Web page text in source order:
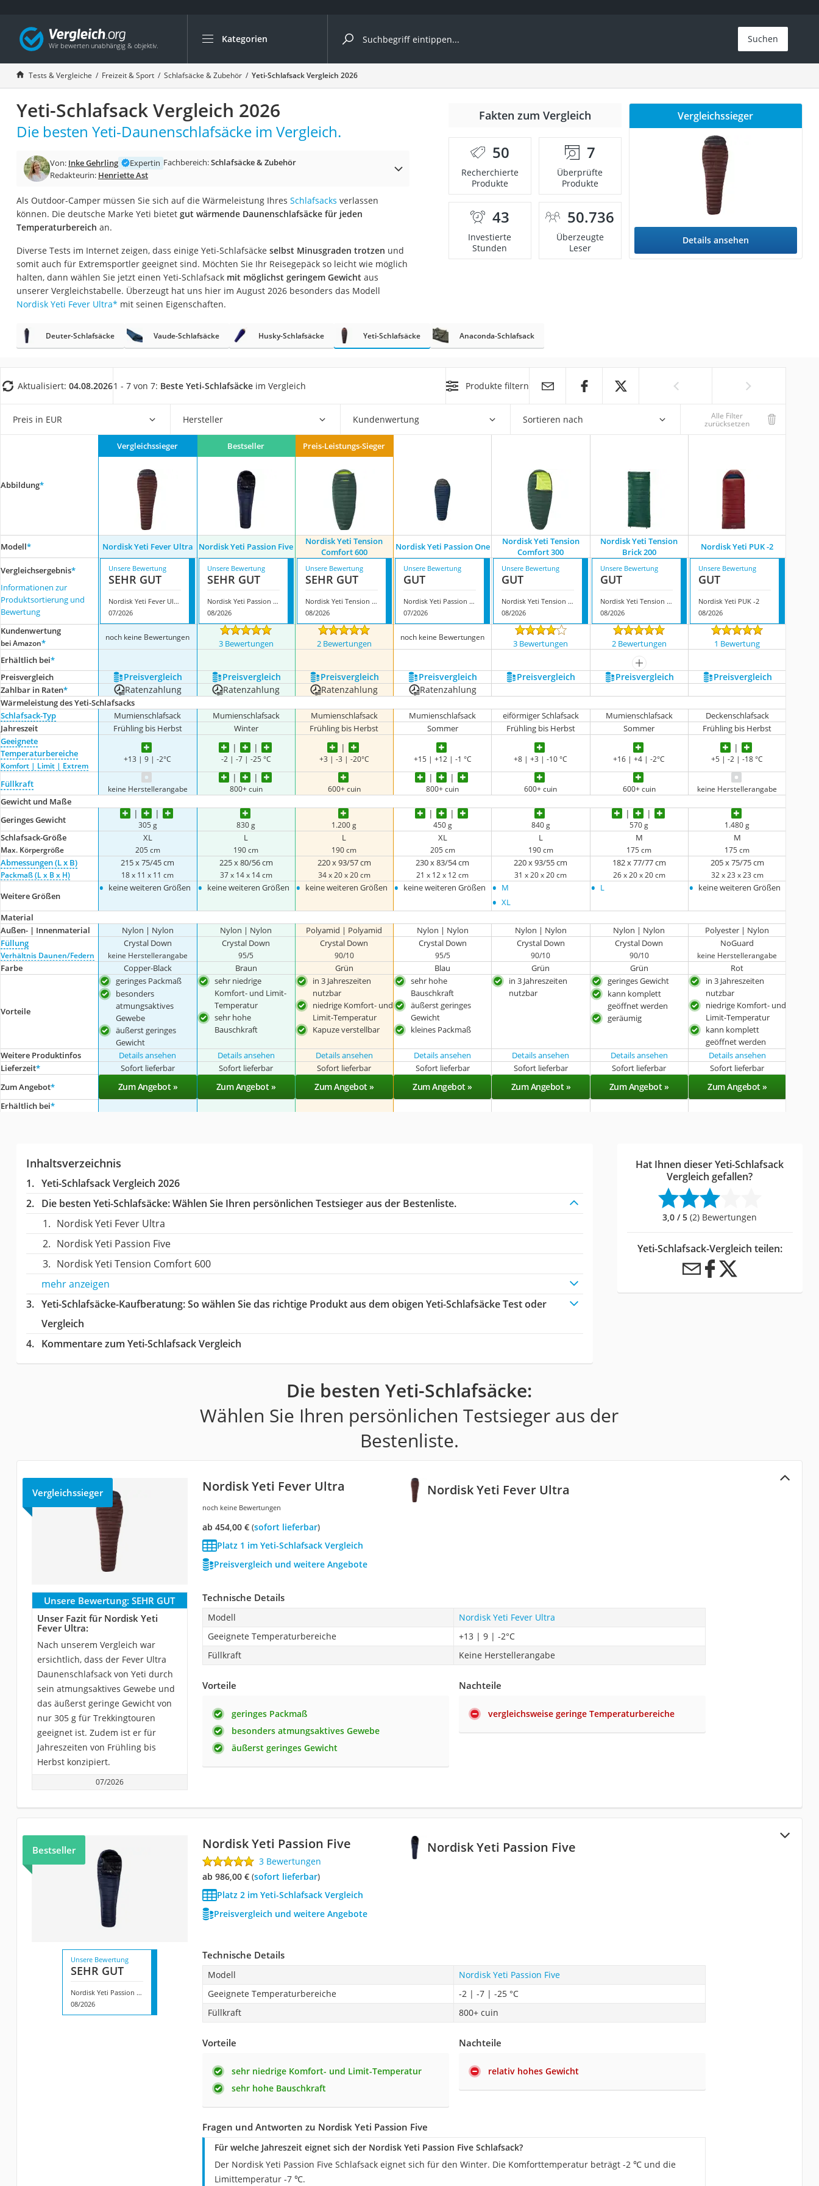
Kategorien
Die beliebtesten Vergleiche nach Kategorie
Freizeit & Sport
Gartentrampolin
Trampolin
Metalldetektor
Trampolin 366 cm
Aluminium-Koffer
E-Bike-Dreirad
Trekkingschuhe Herren
Reisetasche mit Rollen
Koffer
Faltschloss
Vibrationsplatte
Wanderschuhe Herren
Sicherheitsweste Reiten
Suchen
Tests & Vergleiche Freizeit & Sport Schlafsäcke & Zubehör Yeti-Schlafsack Vergleich 2026
Yeti-Schlafsack Vergleich 2026
Die besten Yeti-Daunenschlafsäcke im Vergleich.
Von: Inke Gehrling Expertin Fachbereich:Schlafsäcke & Zubehör
Redakteurin: Henriette Ast
Als Outdoor-Camper müssen Sie sich auf die Wärmeleistung Ihres Schlafsacks verlassen
können. Die deutsche Marke Yeti bietet gut wärmende Daunenschlafsäcke für jeden
Temperaturbereich an.
Diverse Tests im Internet zeigen, dass einige Yeti-Schlafsäcke selbst Minusgraden trotzen und
somit auch für Extremsportler geeignet sind. Möchten Sie Ihr Reisegepäck so leicht wie möglich
halten, dann wählen Sie jetzt einen Yeti-Schlafsack mit möglichst geringem Gewicht aus
unserer Vergleichstabelle. Überzeugt hat uns hier im August 2026 besonders das Modell
Nordisk Yeti Fever Ultra* mit seinen Eigenschaften.
Fakten zum Vergleich
50
Recherchierte
Produkte
7
Überprüfte
Produkte
43
Investierte
Stunden
50.736
Überzeugte
Leser
Vergleichssieger
Details ansehen
Deuter-Schlafsäcke Vaude-Schlafsäcke Husky-Schlafsäcke Yeti-Schlafsäcke Anaconda-Schlafsack
Aktualisiert: 04.08.20261 - 7 von 7: Beste Yeti-Schlafsäcke im Vergleich Produkte filtern
Preis in EUR Hersteller Kundenwertung Sortieren nach Alle Filter
zurücksetzen
Abbildung*
Vergleichssieger Bestseller Preis-Leistungs-Sieger
Modell* Nordisk Yeti Fever Ultra Nordisk Yeti Passion Five
Nordisk Yeti Tension
Comfort 600
Nordisk Yeti Passion One
Nordisk Yeti Tension
Comfort 300
Nordisk Yeti Tension
Brick 200
Nordisk Yeti PUK -2
Vergleichsergebnis*
Informationen zur
Produktsortierung und
Bewertung
Unsere Bewertung
SEHR GUT
Nordisk Yeti Fever Ultra
07/2026
Unsere Bewertung
SEHR GUT
Nordisk Yeti Passion Five
08/2026
Unsere Bewertung
SEHR GUT
Nordisk Yeti Tension Comfort 600
08/2026
Unsere Bewertung
GUT
Nordisk Yeti Passion One
07/2026
Unsere Bewertung
GUT
Nordisk Yeti Tension Comfort 300
08/2026
Unsere Bewertung
GUT
Nordisk Yeti Tension Brick 200
08/2026
Unsere Bewertung
GUT
Nordisk Yeti PUK -2
08/2026
Kundenwertung
bei Amazon*
noch keine Bewertungen
3 Bewertungen 2 Bewertungen
noch keine Bewertungen
3 Bewertungen 2 Bewertungen
1 Bewertung
Erhältlich bei*
mehr anzeigen
Preis­vergleich
Preis­vergleich Preis­vergleich Preis­vergleich Preis­vergleich Preis­vergleich Preis­vergleich Preis­vergleich
Zahlbar in Raten* Ratenzahlung Ratenzahlung Ratenzahlung Ratenzahlung
Wärmeleistung des Yeti-Schlafsacks
Schlafsack-Typ
Mumienschlafsack Mumienschlafsack Mumienschlafsack Mumienschlafsack eiförmiger Schlafsack Mumienschlafsack
Deckenschlafsack
Jahreszeit
Frühling bis Herbst Winter Frühling bis Herbst Sommer Frühling bis Herbst Sommer
Frühling bis Herbst
Geeignete
Temperaturbereiche
Komfort | Limit | Extrem
+13 | 9 | -2°C -2 | -7 | -25 °C +3 | -3 | -20°C +15 | +12 | -1 °C +8 | +3 | -10 °C +16 | +4 | -2°C +5 | -2 | -18 °C
Füllkraft keine Herstellerangabe 800+ cuin 600+ cuin 800+ cuin 600+ cuin 600+ cuin keine Herstellerangabe
Gewicht und Maße
Geringes Gewicht
305 g 830 g 1.200 g 450 g 840 g 570 g 1.480 g
Schlafsack-Größe
Max. Körpergröße
XL
205 cm
L
190 cm
L
190 cm
XL
205 cm
L
190 cm
M
175 cm
M
175 cm
Abmessungen (L x B)
Packmaß (L x B x H)
215 x 75/45 cm
18 x 11 x 11 cm
225 x 80/56 cm
37 x 14 x 14 cm
220 x 93/57 cm
34 x 20 x 20 cm
230 x 83/54 cm
21 x 12 x 12 cm
220 x 93/55 cm
31 x 20 x 20 cm
182 x 77/77 cm
26 x 20 x 20 cm
205 x 75/75 cm
32 x 23 x 23 cm
Weitere Größen • keine weiteren Größen • keine weiteren Größen • keine weiteren Größen • keine weiteren Größen • M
• ‎XL
• L • keine weiteren Größen
Material
Außen- | Innenmaterial
Nylon | Nylon Nylon | Nylon Polyamid | Polyamid Nylon | Nylon Nylon | Nylon Nylon | Nylon
Polyester | Nylon
Füllung
Verhältnis Daunen/Federn
Crystal Down
keine Herstellerangabe
Crystal Down
95/5
Crystal Down
90/10
Crystal Down
95/5
Crystal Down
90/10
Crystal Down
90/10
NoGuard
keine Herstellerangabe
Farbe Copper-Black Braun Grün Blau Grün Grün Rot
Vorteile
geringes Packmaß
besonders
atmungsaktives
Gewebe
äußerst geringes
Gewicht
sehr niedrige
Komfort- und Limit-
Temperatur
sehr hohe
Bauschkraft
in 3 Jahreszeiten
nutzbar
niedrige Komfort- und
Limit-Temperatur
Kapuze verstellbar
sehr hohe
Bauschkraft
äußerst geringes
Gewicht
kleines Packmaß
in 3 Jahreszeiten
nutzbar
geringes Gewicht
kann komplett
geöffnet werden
geräumig
in 3 Jahreszeiten
nutzbar
niedrige Komfort- und
Limit-Temperatur
kann komplett
geöffnet werden
Weitere Produktinfos
Details ansehen Details ansehen Details ansehen Details ansehen Details ansehen Details ansehen
Details ansehen
Lieferzeit* Sofort lieferbar Sofort lieferbar Sofort lieferbar Sofort lieferbar Sofort lieferbar Sofort lieferbar
Sofort lieferbar
Zum Angebot* Zum Angebot » Zum Angebot » Zum Angebot » Zum Angebot » Zum Angebot » Zum Angebot » Zum Angebot »
Erhältlich bei*
Inhaltsverzeichnis
Yeti-Schlafsack Vergleich 2026
Die besten Yeti-Schlafsäcke:Wählen Sie Ihren persönlichen Testsieger aus der Bestenliste.
Nordisk Yeti Fever Ultra
Nordisk Yeti Passion Five
Nordisk Yeti Tension Comfort 600
mehr anzeigen
Yeti-Schlafsäcke-Kaufberatung: So wählen Sie das richtige Produkt aus dem obigen Yeti-Schlafsäcke Test oder
Vergleich
Kommentare zum Yeti-Schlafsack Vergleich
Hat Ihnen dieser Yeti-Schlafsack
Vergleich gefallen?
3,0 / 5 (2) Bewertungen
Yeti-Schlafsack-Vergleich teilen:
Die besten Yeti-Schlafsäcke:
Wählen Sie Ihren persönlichen Testsieger aus der
Bestenliste.
Nordisk Yeti Fever Ultra
Vergleichssieger Nordisk Yeti Fever Ultra
noch keine Bewertungen
ab 454,00 €( Sofort lieferbar)
Platz 1 im Yeti-Schlafsack Vergleich
Preisvergleich und weitere Angebote
Unsere Bewertung: SEHR GUT
Unser Fazit für Nordisk Yeti
Fever Ultra:
Nach unserem Vergleich war
ersichtlich, dass der Fever Ultra
Daunenschlafsack von Yeti durch
sein atmungsaktives Gewebe und
das äußerst geringe Gewicht von
nur 305 g für Trekkingtouren
geeignet ist. Zudem ist er für
Jahreszeiten von Frühling bis
Herbst konzipiert.
07/2026
Technische Details
Modell
Nordisk Yeti Fever Ultra
Geeignete Temperaturbereiche
+13 | 9 | -2°C
Füllkraft
Keine Herstellerangabe
Vorteile
geringes Packmaß
besonders atmungsaktives Gewebe
äußerst geringes Gewicht
Nachteile
vergleichsweise geringe Temperaturbereiche
Nordisk Yeti Passion Five
Bestseller Nordisk Yeti Passion Five
3 Bewertungen
ab 986,00 €( Sofort lieferbar)
Platz 2 im Yeti-Schlafsack Vergleich
Preisvergleich und weitere Angebote
Unsere Bewertung
SEHR GUT
Nordisk Yeti Passion Five
08/2026
Technische Details
Modell
Nordisk Yeti Passion Five
Geeignete Temperaturbereiche
-2 | -7 | -25 °C
Füllkraft
800+ cuin
Vorteile
sehr niedrige Komfort- und Limit-Temperatur
sehr hohe Bauschkraft
Nachteile
relativ hohes Gewicht
Fragen und Antworten zu Nordisk Yeti Passion Five
Für welche Jahreszeit eignet sich der Nordisk Yeti Passion Five Schlafsack?
Der Nordisk Yeti Passion Five Schlafsack eignet sich für den Winter. Die Komforttemperatur beträgt -2 ℃ und die
Limittemperatur -7 ℃.